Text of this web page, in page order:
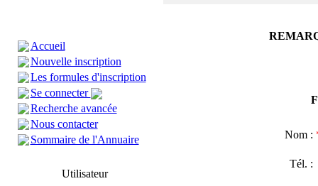
Accueil
Nouvelle inscription
Les formules d'inscription
Se connecter
Recherche avancée
Nous contacter
Sommaire de l'Annuaire
Utilisateur
Nom :
Tél.